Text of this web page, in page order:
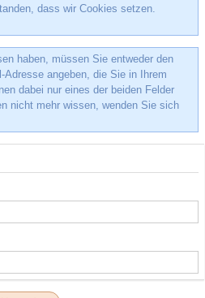
dass wir Cookies setzen.
haben, müssen Sie entweder den
Adresse angeben, die Sie in Ihrem
dabei nur eines der beiden Felder
nicht mehr wissen, wenden Sie sich